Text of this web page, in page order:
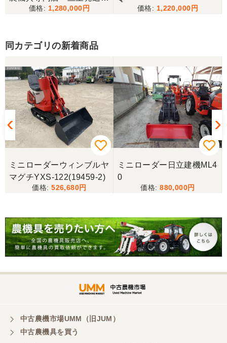
うございました。
山梨県／じん
整備された中古のバインダーを探していて、金額も
だいたい予算内だったのですぐに決めました！ それ
から陸送が可能という所も大きな決め手で、良い買
い物が出来たと非常に満足しております。
山梨県／今井基史
この度は、迅速な対応ありがとうございました。た
だ、メールに記載の配達の受け取りについてタイム
ラグがあり少しとまどいましたので、星をひとつの
山梨県／
迅速丁寧にご対応くださいました。この度はありが
です。
備済み
1,280,000 1,220,000
同カテゴリの新着商品
ミニローダーウィンブルヤ
マグチYXS-122(19459-2)
526,680
ミニローダー日立建機ML4
0
880,000
中古農機市場UMM（旧JUM）
中古農機具を買う